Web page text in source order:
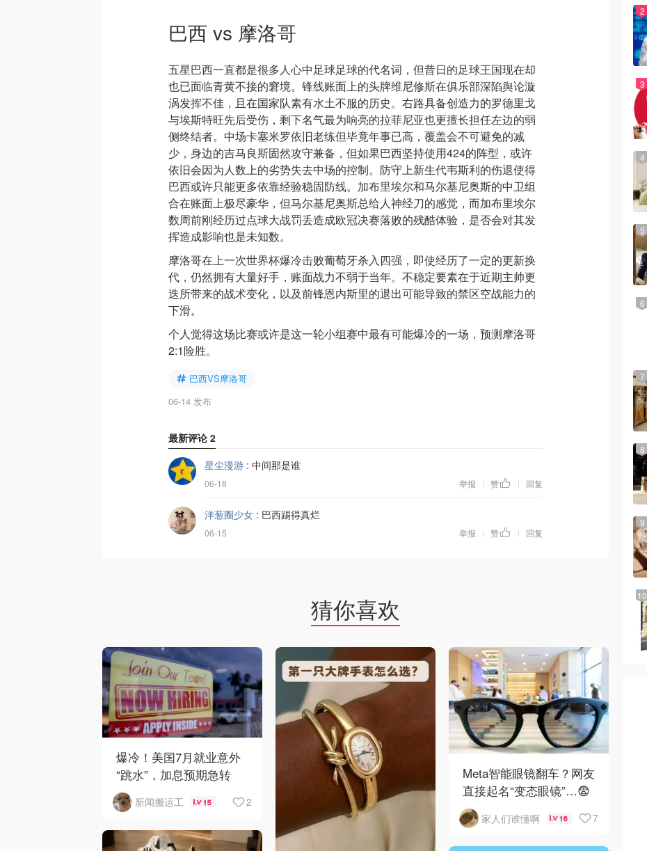
巴西 vs 摩洛哥
五星巴西一直都是很多人心中足球足球的代名词，但昔日的足球王国现在却
也已面临青黄不接的窘境。锋线账面上的头牌维尼修斯在俱乐部深陷舆论漩
涡发挥不佳，且在国家队素有水土不服的历史。右路具备创造力的罗德里戈
与埃斯特旺先后受伤，剩下名气最为响亮的拉菲尼亚也更擅长担任左边的弱
侧终结者。中场卡塞米罗依旧老练但毕竟年事已高，覆盖会不可避免的减
少，身边的吉马良斯固然攻守兼备，但如果巴西坚持使用424的阵型，或许
依旧会因为人数上的劣势失去中场的控制。防守上新生代韦斯利的伤退使得
巴西或许只能更多依靠经验稳固防线。加布里埃尔和马尔基尼奥斯的中卫组
合在账面上极尽豪华，但马尔基尼奥斯总给人神经刀的感觉，而加布里埃尔
数周前刚经历过点球大战罚丢造成欧冠决赛落败的残酷体验，是否会对其发
挥造成影响也是未知数。
摩洛哥在上一次世界杯爆冷击败葡萄牙杀入四强，即使经历了一定的更新换
代，仍然拥有大量好手，账面战力不弱于当年。不稳定要素在于近期主帅更
迭所带来的战术变化，以及前锋恩内斯里的退出可能导致的禁区空战能力的
下滑。
个人觉得这场比赛或许是这一轮小组赛中最有可能爆冷的一场，预测摩洛哥
2:1险胜。
巴西VS摩洛哥
06-14 发布
最新评论 2
星尘漫游 : 中间那是谁
06-18 举报 | 赞 | 回复
洋葱圈少女 : 巴西踢得真烂
06-15 举报 | 赞 | 回复
猜你喜欢
爆冷！美国7月就业意外
“跳水”，加息预期急转
弯！
新闻搬运工 15 2
Meta智能眼镜翻车？网友
直接起名“变态眼镜”…😨
家人们谁懂啊 16 7